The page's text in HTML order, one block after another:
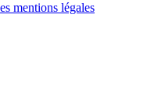
mentions légales